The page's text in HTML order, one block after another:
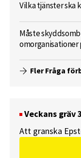
Vilka tjänster ska
Måste
omorganisationer
Fler Fråga
Veckans gräv
Att granska